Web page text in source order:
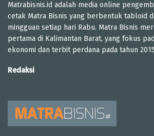
Matrabisnis.id adalah media online
cetak Matra Bisnis yang berbentuk tabloid
mingguan setiap hari Rabu. Matra Bisnis
pertama di Kalimantan Barat, yang fokus
ekonomi dan terbit perdana pada tahun
Redaksi